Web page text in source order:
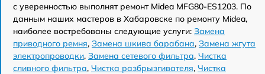
с уверенностью выполнят ремонт Midea MFG80-ES1203. По
данным наших мастеров в Хабаровске по ремонту Midea,
наиболее востребованы следующие услуги: Замена
приводного ремня, Замена шкива барабана, Замена жгута
электропроводки, Замена сетевого фильтра, Чистка
сливного фильтра, Чистка разбрызгивателя, Чистка